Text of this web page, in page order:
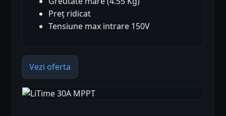
Preț ridicat
Tensiune max intrare 150V
Vezi oferta